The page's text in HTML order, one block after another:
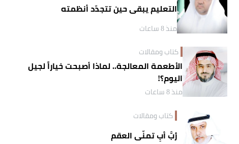
التعليم يبقى حين تتجدّد أنظمته
منذ 8 ساعات
كتاب ومقالات
الأطعمة المعالجة.. لماذا أصبحت خياراً لجيل
اليوم؟!
منذ 8 ساعات
كتاب ومقالات
رُبَّ أبٍ تمنّى العقم